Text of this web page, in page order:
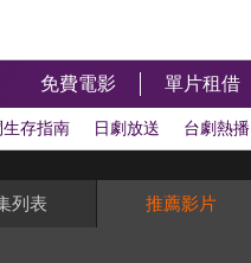
免費電影 單片租借
生存指南 日劇放送 台劇熱播
列表 推薦影片